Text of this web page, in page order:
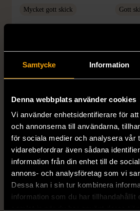
Samtycke Information
Denna webbplats använder cookies
Vi använder enhetsidentifierare för
och annonserna till användarna,
för sociala medier och analysera vår
vidarebefordrar även sådana
information från din enhet till de
annons- och analysföretag som vi
Dessa kan i sin tur kombinera
information som du har tillhandahållit
Mycket gott skick Gott
1/5
PILGRIM
Pilgrim Armband med
blomdetaljer och stenar
GRETA
Greta -
siden
L (42-